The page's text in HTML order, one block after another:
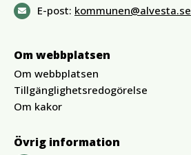
E-post: kommunen@alvesta.se
Om webbplatsen
Om webbplatsen
Tillgänglighetsredogörelse
Om kakor
Övrig information